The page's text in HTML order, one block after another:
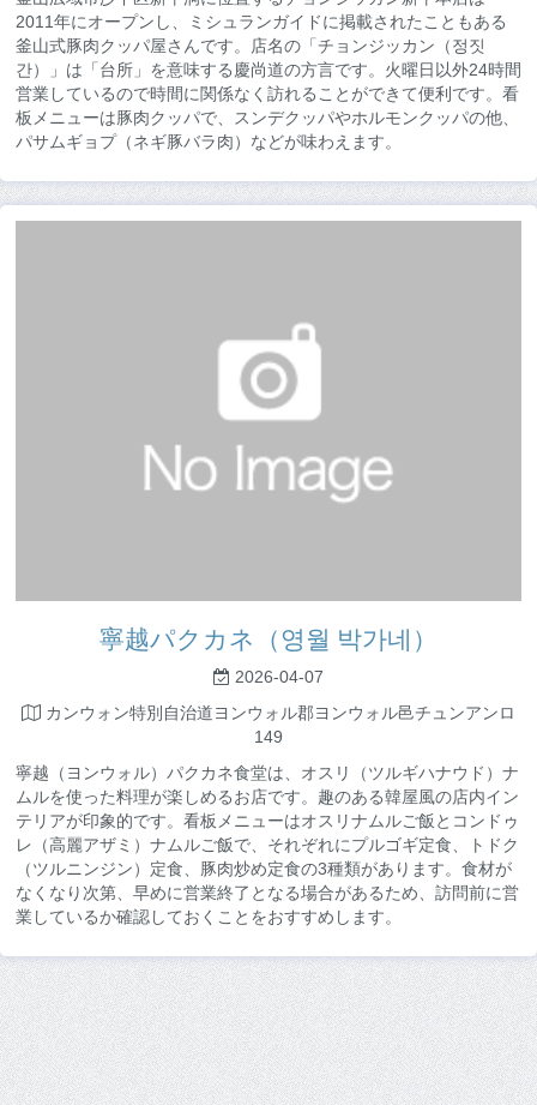
2011年にオープンし、ミシュランガイドに掲載されたこともある
釜山式豚肉クッパ屋さんです。店名の「チョンジッカン（정짓
간）」は「台所」を意味する慶尚道の方言です。火曜日以外24時間
営業しているので時間に関係なく訪れることができて便利です。看
板メニューは豚肉クッパで、スンデクッパやホルモンクッパの他、
パサムギョプ（ネギ豚バラ肉）などが味わえます。
寧越パクカネ（영월 박가네）
2026-04-07
カンウォン特別自治道ヨンウォル郡ヨンウォル邑チュンアンロ
149
寧越（ヨンウォル）パクカネ食堂は、オスリ（ツルギハナウド）ナ
ムルを使った料理が楽しめるお店です。趣のある韓屋風の店内イン
テリアが印象的です。看板メニューはオスリナムルご飯とコンドゥ
レ（高麗アザミ）ナムルご飯で、それぞれにプルゴギ定食、トドク
（ツルニンジン）定食、豚肉炒め定食の3種類があります。食材が
なくなり次第、早めに営業終了となる場合があるため、訪問前に営
業しているか確認しておくことをおすすめします。